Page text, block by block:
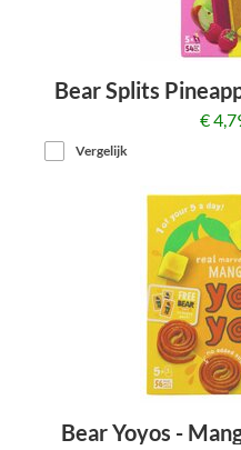
Bear Splits
€
Vergelijk
Bear Yoyos -